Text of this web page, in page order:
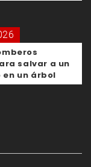
salvar a un
un árbol